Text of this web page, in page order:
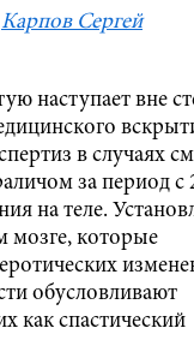
Карпов Сергей
наступает вне
в случаях
за период с
на теле.
мозге, которые
обусловливают
как спастический